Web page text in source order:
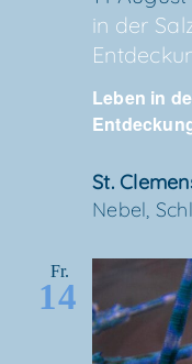
Leben in
in der
St.
Nebel,
Fr.
14